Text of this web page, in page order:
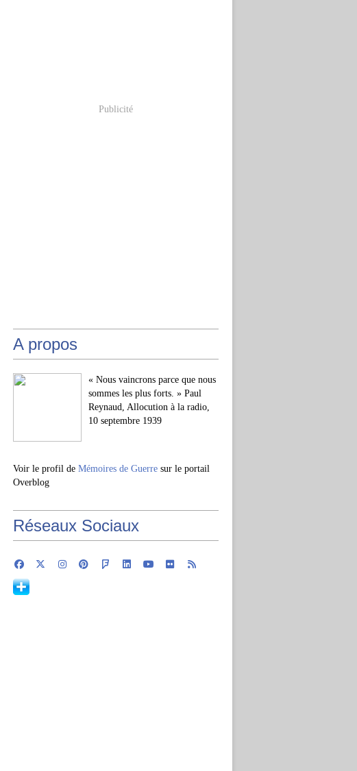
Publicité
A propos
« Nous vaincrons parce que nous
sommes les plus forts. » Paul
Reynaud, Allocution à la radio,
10 septembre 1939
Voir le profil de Mémoires de Guerre sur le portail
Overblog
Réseaux Sociaux